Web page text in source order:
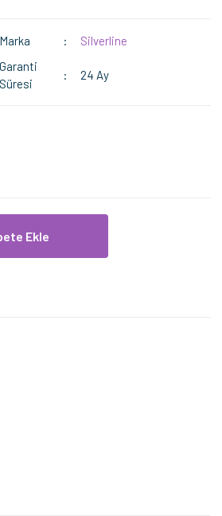
Marka Silverline
Garanti
Süresi
24 Ay
Ekle